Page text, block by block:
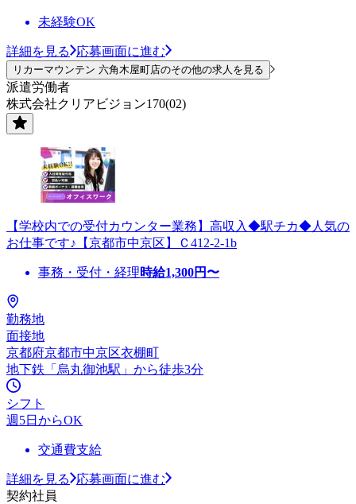
未経験OK
詳細を見る 応募画面に進む
リカーマウンテン 六角木屋町店のその他の求人を見る
派遣労働者
株式会社クリアビジョン170(02)
【学校内での受付カウンター業務】高収入◆駅チカ◆人気の
お仕事です♪【京都市中京区】Ｃ412-2-1b
事務・受付・経理時給1,300円〜
勤務地
面接地
京都府京都市中京区衣棚町
地下鉄「烏丸御池駅」から徒歩3分
シフト
週5日からOK
交通費支給
詳細を見る
応募画面に進む
契約社員